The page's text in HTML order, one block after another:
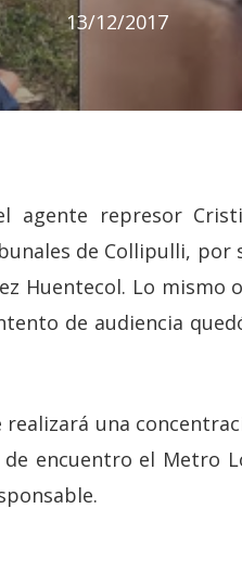
13/12/2017
agente represor
de Collipulli,
Huentecol. Lo mismo
de audiencia
realizará una
encuentro el Metro